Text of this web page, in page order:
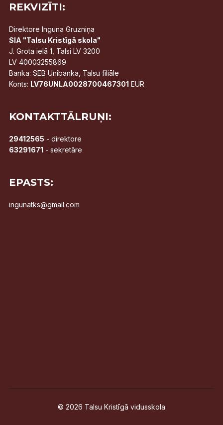
REKVIZĪTI:
Direktore Inguna Gruzniņa
SIA "Talsu Kristīgā skola"
J. Grota ielā 1, Talsi LV 3200
LV 40003255869
Banka: SEB Unibanka, Talsu filiāle
Konts: LV76UNLA0028700467301 EUR
KONTAKTTĀLRUŅI:
29412565 - direktore
63291671 - sekretāre
EPASTS:
ingunatks@gmail.com
© 2026 Talsu Kristīgā vidusskola